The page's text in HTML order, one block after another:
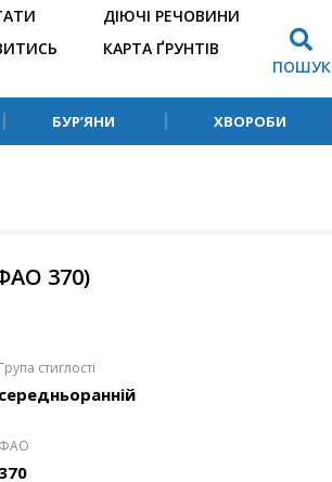
ДІЮЧІ РЕЧОВИНИ
КАРТА ҐРУНТІВ
ПОШУК
БУР’ЯНИ ХВОРОБИ
370)
Група стиглості
середньоранній
ФАО
370